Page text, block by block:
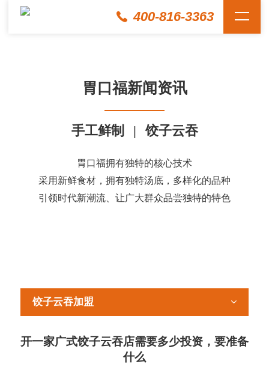
400-816-3363
胃口福新闻资讯
手工鲜制 | 饺子云吞
胃口福拥有独特的核心技术
采用新鲜食材，拥有独特汤底，多样化的品种
引领时代新潮流、让广大群众品尝独特的特色
饺子云吞加盟
开一家广式饺子云吞店需要多少投资，要准备
什么